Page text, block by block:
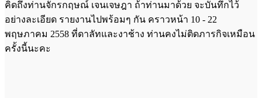
คิดถึงท่านจักรกฤษณ์ เจนเจษฎา ถ้าท่านมาด้วย จะบันทึกไว้
อย่างละเอียด รายงานไปพร้อมๆ กัน คราวหน้า 10 - 22
พฤษภาคม 2558 ที่ดาลัทและงาช้าง ท่านคงไม่ติดภารกิจเหมือน
ครั้งนี้นะคะ